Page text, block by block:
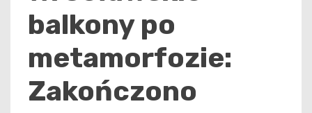
balkony po
metamorfozie:
Zakończono